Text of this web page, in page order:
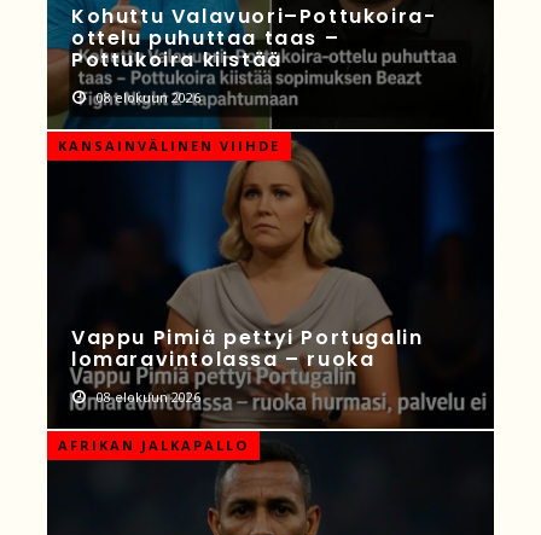
Kohuttu Valavuori–Pottukoira-
ottelu puhuttaa taas –
Pottukoira kiistää
08 elokuun 2026
KANSAINVÄLINEN VIIHDE
Vappu Pimiä pettyi Portugalin
lomaravintolassa – ruoka
08 elokuun 2026
AFRIKAN JALKAPALLO